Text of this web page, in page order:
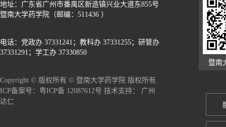
地址：广东省广州市番禺区新造镇兴业大道东855号
暨南大学药学院（邮编：511436 ）
电话：党政办 37331241；教科办 37331255；研管办
37331291；学工办 37330850
Copyright © 版权所有 © 暨南大学药学院 版权所有.
ICP备案号：粤ICP备 12087612号 技术支持： 广州
达仁
暨南